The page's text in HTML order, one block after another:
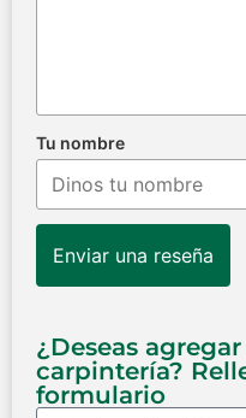
Tu nombre
Enviar una reseña
¿Deseas
carpintería?
formulario